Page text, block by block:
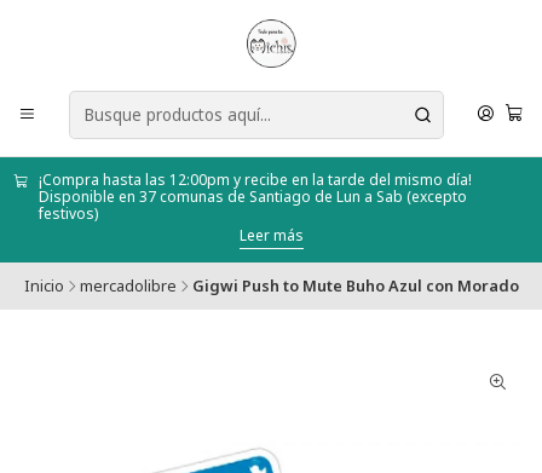
¡Compra hasta las 12:00pm y recibe en la tarde del mismo día!
Disponible en 37 comunas de Santiago de Lun a Sab (excepto
festivos)
Leer más
Inicio mercadolibre Gigwi Push to Mute Buho Azul con Morado